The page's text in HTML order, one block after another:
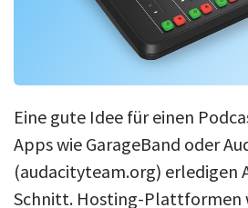
Eine gute Idee für einen
Apps wie GarageBand oder
(audacityteam.org) erledigen
Schnitt. Hosting-Plattformen